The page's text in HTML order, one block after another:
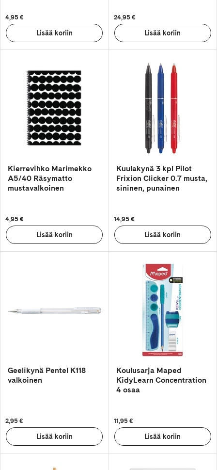
4,95 € 24,95 €
Kierrevihko Marimekko
A5/40 Räsymatto
mustavalkoinen
4,95 €
Kuulakynä 3 kpl Pilot
Frixion Clicker 0.7 musta,
sininen, punainen
14,95 €
Geelikynä Pentel K118
valkoinen
2,95 €
Koulusarja Maped
KidyLearn Concentration
4 osaa
11,95 €